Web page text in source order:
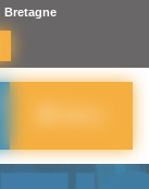
Bretagne